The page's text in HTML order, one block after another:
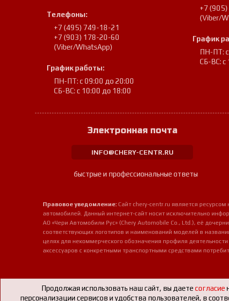
Телефоны:
+7 (495) 749-18-21
+7 (903) 178-20-60
(Viber/WhatsApp)
График работы:
ПН-ПТ: с 09:00 до 20:00
СБ-ВС: с 10:00 до 18:00
+7
(Viber/
График
ПН-ПТ:
СБ-ВС: с
Электронная почта
INFO@CHERY-CENTR.RU
быстрые и профессиональные ответы
Правовое уведомление: Сайт chery-centr.ru является
автомобилей. Данный интернет-сайт носит исключительно
АО «Чери Автомобили Рус» (Chery Automobile Co., Ltd.), её
соответствующих логотипов и наименований моделей в
целях для некоммерческого обозначения профиля
аксессуаров с конкретными транспортными средствами
Продолжая использовать наш сайт, вы даете согласие
персонализации сервисов и удобства пользователей, в